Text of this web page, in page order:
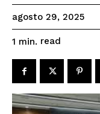
agosto 29, 2025
1 min. read